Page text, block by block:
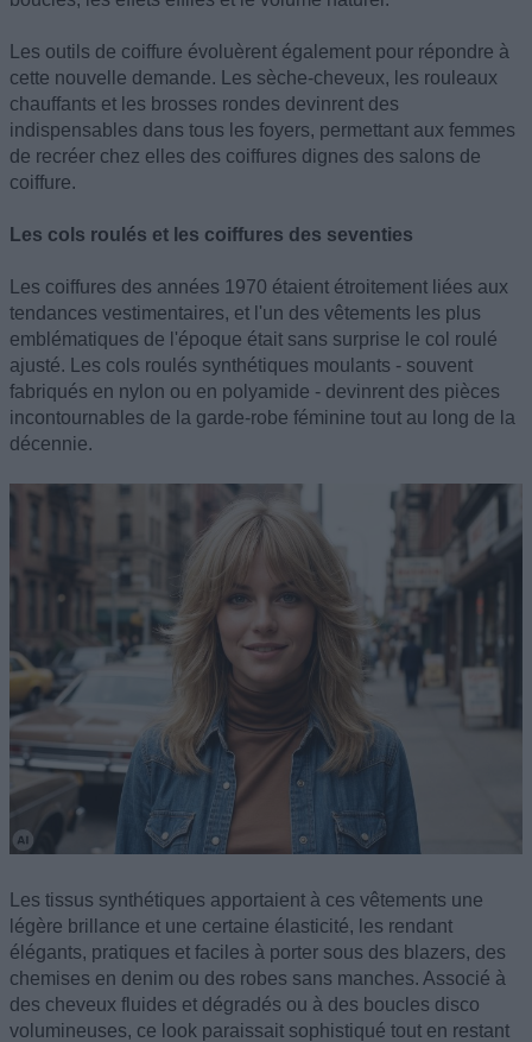
Les outils de coiffure évoluèrent également pour répondre à
cette nouvelle demande. Les sèche-cheveux, les rouleaux
chauffants et les brosses rondes devinrent des
indispensables dans tous les foyers, permettant aux femmes
de recréer chez elles des coiffures dignes des salons de
coiffure.
Les cols roulés et les coiffures des seventies
Les coiffures des années 1970 étaient étroitement liées aux
tendances vestimentaires, et l'un des vêtements les plus
emblématiques de l'époque était sans surprise le col roulé
ajusté. Les cols roulés synthétiques moulants - souvent
fabriqués en nylon ou en polyamide - devinrent des pièces
incontournables de la garde-robe féminine tout au long de la
décennie.
Les tissus synthétiques apportaient à ces vêtements une
légère brillance et une certaine élasticité, les rendant
élégants, pratiques et faciles à porter sous des blazers, des
chemises en denim ou des robes sans manches. Associé à
des cheveux fluides et dégradés ou à des boucles disco
volumineuses, ce look paraissait sophistiqué tout en restant